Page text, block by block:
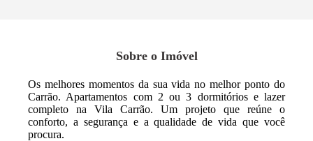
Sobre o Imóvel
Os melhores momentos da sua vida no melhor ponto do
Carrão. Apartamentos com 2 ou 3 dormitórios e lazer
completo na Vila Carrão. Um projeto que reúne o
conforto, a segurança e a qualidade de vida que você
procura.